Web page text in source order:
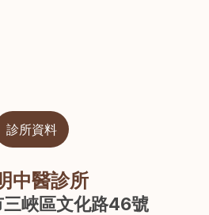
診所資料
中醫診所
峽區文化路46號